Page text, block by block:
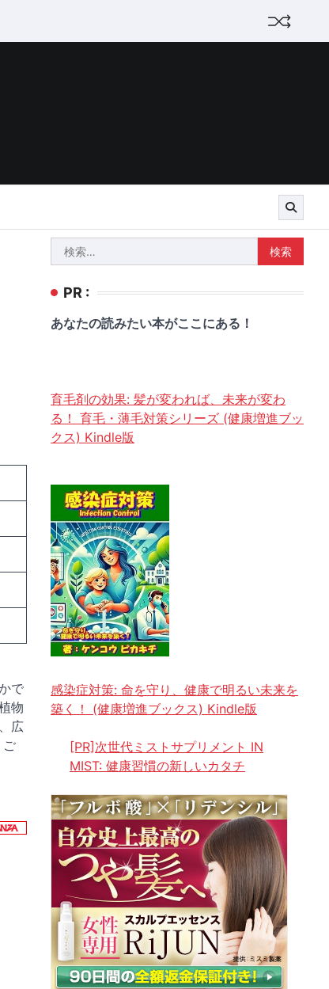
で
物
広
ご
索:
PR :
あなたの読みたい本がここにある！
育毛剤の効果: 髪が変われば、未来が変わ
る！ 育毛・薄毛対策シリーズ (健康増進ブッ
クス) Kindle版
感染症対策: 命を守り、健康で明るい未来を
築く！ (健康増進ブックス) Kindle版
[PR]次世代ミストサプリメント IN
MIST: 健康習慣の新しいカタチ